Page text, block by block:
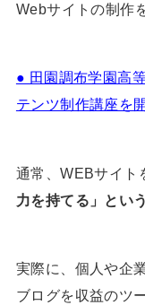
Webサイトの制作
● 田園調布学園高
テンツ制作講座を
通常、WEBサイト
力を持てる」とい
実際に、個人や企
ブログを収益のツ